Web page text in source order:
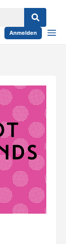
Anmelden